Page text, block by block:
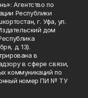
Агентство по
Республики
г. Уфа, ул.
дом
д. 13).
в
в сфере связи,
коммуникаций по
номер ПИ № ТУ